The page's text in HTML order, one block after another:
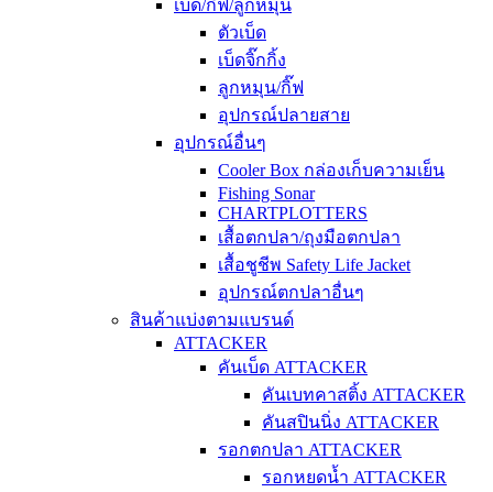
เบ็ด/กิ๊ฟ/ลูกหมุน
ตัวเบ็ด
เบ็ดจิ๊กกิ้ง
ลูกหมุน/กิ๊ฟ
อุปกรณ์ปลายสาย
อุปกรณ์อื่นๆ
Cooler Box กล่องเก็บความเย็น
Fishing Sonar
CHARTPLOTTERS
เสื้อตกปลา/ถุงมือตกปลา
เสื้อชูชีพ Safety Life Jacket
อุปกรณ์ตกปลาอื่นๆ
สินค้าแบ่งตามแบรนด์
ATTACKER
คันเบ็ด ATTACKER
คันเบทคาสติ้ง ATTACKER
คันสปินนิ่ง ATTACKER
รอกตกปลา ATTACKER
รอกหยดน้ำ ATTACKER